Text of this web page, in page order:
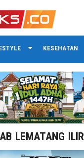
KESEHATAN
LEMATANG ILIR